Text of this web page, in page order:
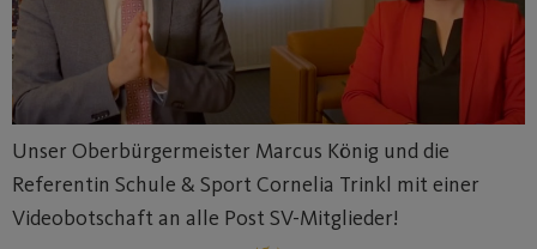
Unser Oberbürgermeister Marcus König und die
Referentin Schule & Sport Cornelia Trinkl mit einer
Videobotschaft an alle Post SV-Mitglieder!